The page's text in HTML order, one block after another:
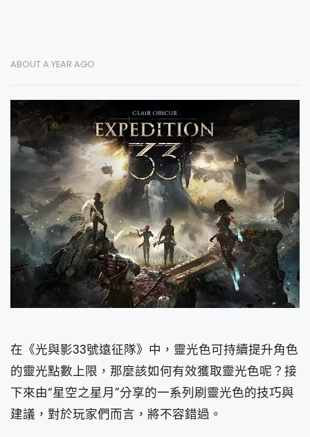
ABOUT A YEAR AGO
在《光與影33號遠征隊》中，靈光色可持續提升角色
的靈光點數上限，那麼該如何有效獲取靈光色呢？接
下來由“星空之星月”分享的一系列刷靈光色的技巧與
建議，對於玩家們而言，將不容錯過。